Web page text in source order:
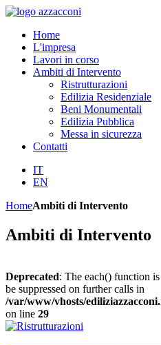
Home
L'impresa
Lavori in corso
Ambiti di Intervento
Ristrutturazioni
Edilizia Residenziale
Beni Monumentali
Edilizia Pubblica
Messa in sicurezza
Contatti
IT
EN
HomeAmbiti di Intervento
Ambiti di Intervento
Deprecated: The each() function
be suppressed on further calls in
/var/www/vhosts/
on line 29